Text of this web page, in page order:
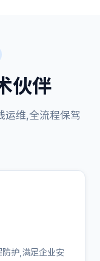
伙伴
运维,全流程保驾
护,满足企业安